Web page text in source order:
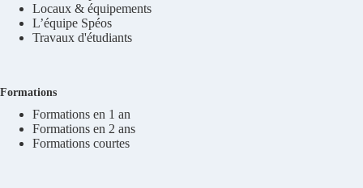
Locaux & équipements
L’équipe Spéos
Travaux d'étudiants
Formations
Formations en 1 an
Formations en 2 ans
Formations courtes